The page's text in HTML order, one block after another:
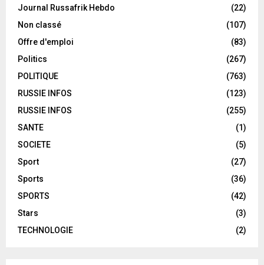
Journal Russafrik Hebdo
(22)
Non classé
(107)
Offre d'emploi
(83)
Politics
(267)
POLITIQUE
(763)
RUSSIE INFOS
(123)
RUSSIE INFOS
(255)
SANTE
(1)
SOCIETE
(5)
Sport
(27)
Sports
(36)
SPORTS
(42)
Stars
(3)
TECHNOLOGIE
(2)